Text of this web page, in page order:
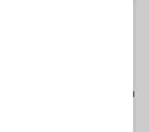
settimana.
si sono
di Azione universitaria in
Collettivi di sinistra che
21 novembre, il clima è